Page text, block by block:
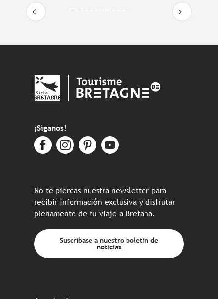
Châteaugiron
¡Síganos!
No te pierdas nuestra newsletter para
recibir información exclusiva y disfrutar
plenamente de tu viaje a Bretaña.
Suscríbase a nuestro boletín de
noticias